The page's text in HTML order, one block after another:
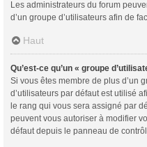
Les administrateurs du forum
d’un groupe d’utilisateurs afin de
Haut
Qu’est-ce qu’un « groupe
Si vous êtes membre de plus d’un
d’utilisateurs par défaut est utilisé
le rang qui vous sera assigné par
peuvent vous autoriser à modifier
défaut depuis le panneau de